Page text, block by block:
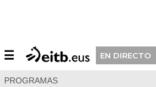
☰ EN DIRECTO
PROGRAMAS